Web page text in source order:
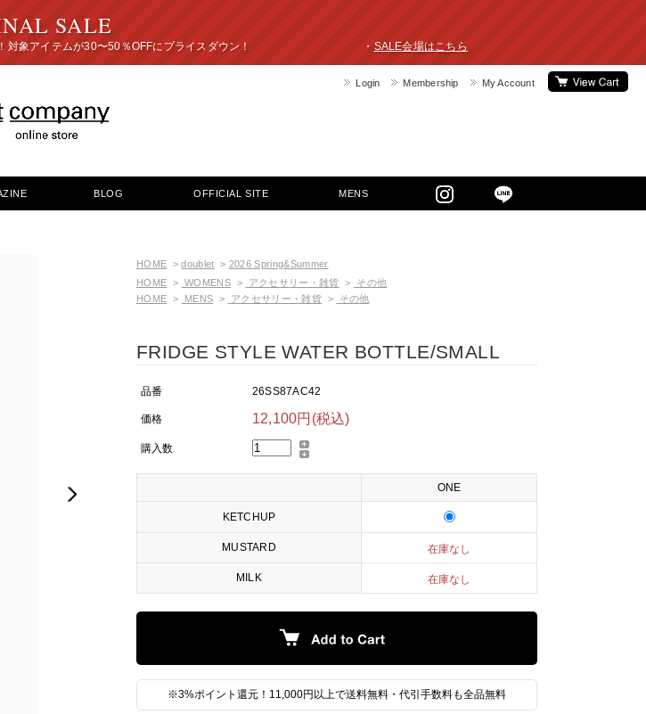
SALE
テムが30〜50％OFFにプライスダウン！ ・ SALE会場はこちら
My Account
Membership
Login
BLOG OFFICIAL SITE MENS
Next
HOME >doublet > 2026 Spring&Summer
HOME > WOMENS> アクセサリー・雑貨 >
その他
HOME > MENS > アクセサリー・雑貨> その他
FRIDGE STYLE WATER BOTTLE/SMALL
品番 26SS87AC42
価格 12,100円(税込)
購入数
ONE
KETCHUP
MUSTARD 在庫なし
MILK 在庫なし
※3%ポイント還元！11,000円以上で送料無料・代引手数料も全品無料